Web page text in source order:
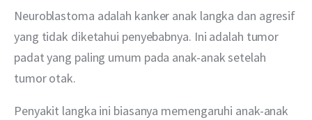
Neuroblastoma adalah kanker anak langka dan agresif
yang tidak diketahui penyebabnya. Ini adalah tumor
padat yang paling umum pada anak-anak setelah
tumor otak.
Penyakit langka ini biasanya memengaruhi anak-anak